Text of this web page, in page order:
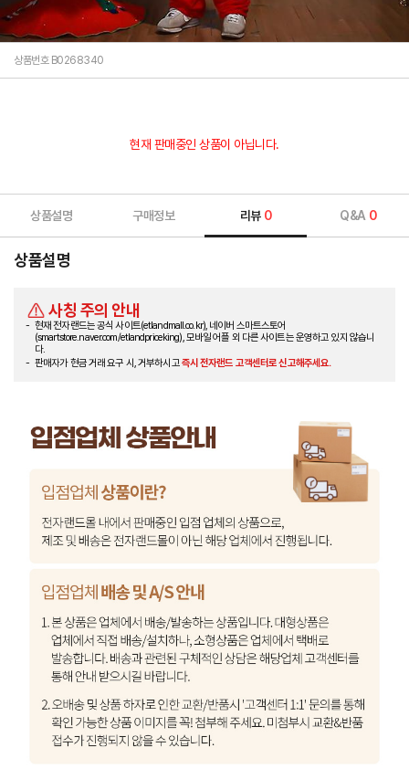
상품번호 B0268340
현재 판매중인 상품이 아닙니다.
상품설명 구매정보 리뷰 0 Q&A 0
상품설명
사칭 주의 안내
현재 전자랜드는 공식 사이트(etlandmall.co.kr), 네이버 스마트스토어
(smartstore.naver.com/etlandpriceking), 모바일 어플 외 다른 사이트는 운영하고 있지 않습니
다.
판매자가 현금 거래 요구 시, 거부하시고즉시 전자랜드 고객센터로 신고해주세요.